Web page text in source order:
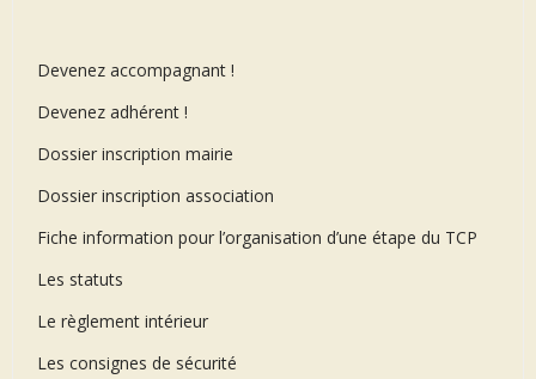
Devenez accompagnant !
Devenez adhérent !
Dossier inscription mairie
Dossier inscription association
Fiche information pour l’organisation d’une étape du TCP
Les statuts
Le règlement intérieur
Les consignes de sécurité